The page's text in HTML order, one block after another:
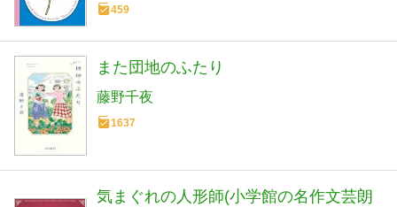
459
また団地のふたり
藤野千夜
1637
気まぐれの人形師(小学館の名作文芸朗